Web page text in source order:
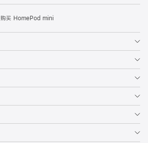
购买 HomePod mini